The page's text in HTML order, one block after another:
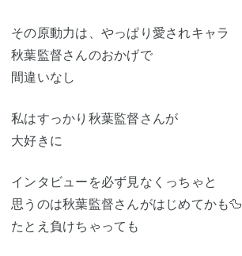
その原動力は、やっぱり愛されキャラ
秋葉監督さんのおかげで
間違いなし
私はすっかり秋葉監督さんが
大好きに
インタビューを必ず見なくっちゃと
思うのは秋葉監督さんがはじめてかも🦆
たとえ負けちゃっても